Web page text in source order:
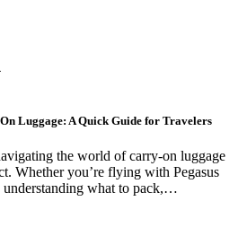
Luggage: A Quick Guide for Travelers
the world of carry-on luggage
Whether you’re flying with Pegasus
understanding what to pack,…